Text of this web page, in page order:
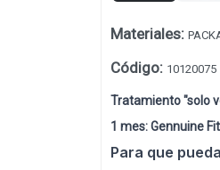
Materiales:
Código: 10120075
Tratamiento"solo
1 mes: Gennuine
Para que